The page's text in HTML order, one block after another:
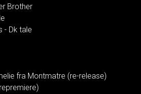
Brother
- Dk tale
fra Montmatre (re-release)